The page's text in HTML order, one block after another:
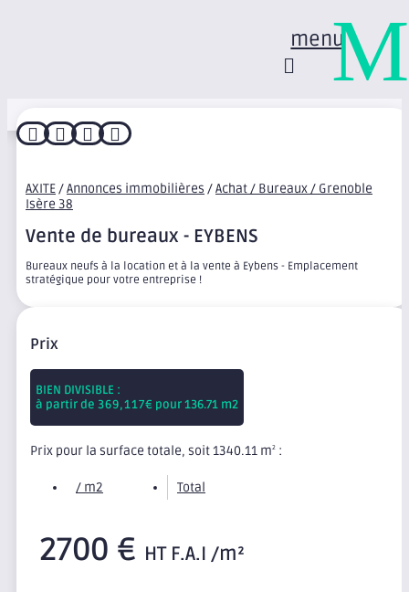
menu
   
AXITE/Annonces immobilières /Achat / Bureaux / Grenoble
Isère 38
Vente de bureaux - EYBENS
Bureaux neufs à la location et à la vente à Eybens - Emplacement
stratégique pour votre entreprise !
Prix
BIEN DIVISIBLE :
à partir de 369,117€ pour 136.71 m2
Prix pour la surface totale, soit 1340.11 m2 :
/ m2 Total
2700 € HT F.A.I /m²
M